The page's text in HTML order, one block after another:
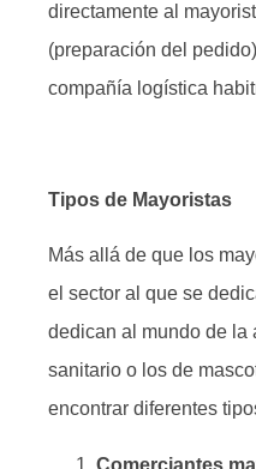
directamente al
(preparación del
compañía logística
Tipos de Mayoristas
Más allá de que los
el sector al que se
dedican al mundo de la
sanitario o los de
encontrar diferentes
Comerciantes